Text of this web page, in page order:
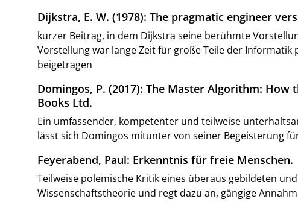
Dijkstra, E. W. (1978): The pragmatic engineer
kurzer Beitrag, in dem Dijkstra seine berühmte
Vorstellung war lange Zeit für große Teile der
beigetragen
Domingos, P. (2017): The Master Algorithm:
Books Ltd.
Ein umfassender, kompetenter und teilweise
lässt sich Domingos mitunter von seiner Begeisterung
Feyerabend, Paul: Erkenntnis für freie Menschen.
Teilweise polemische Kritik eines überaus gebildeten
Wissenschaftstheorie und regt dazu an, gängige